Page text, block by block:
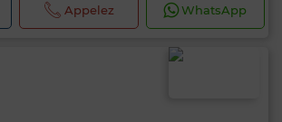
Appelez WhatsApp